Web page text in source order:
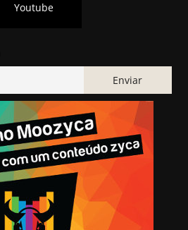
Youtube